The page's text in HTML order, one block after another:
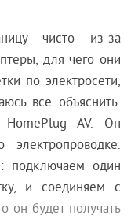
чисто из-за
для чего они
по электросети,
все объяснить.
HomePlug AV. Он
подключаем один
и соединяем с
он будет получать